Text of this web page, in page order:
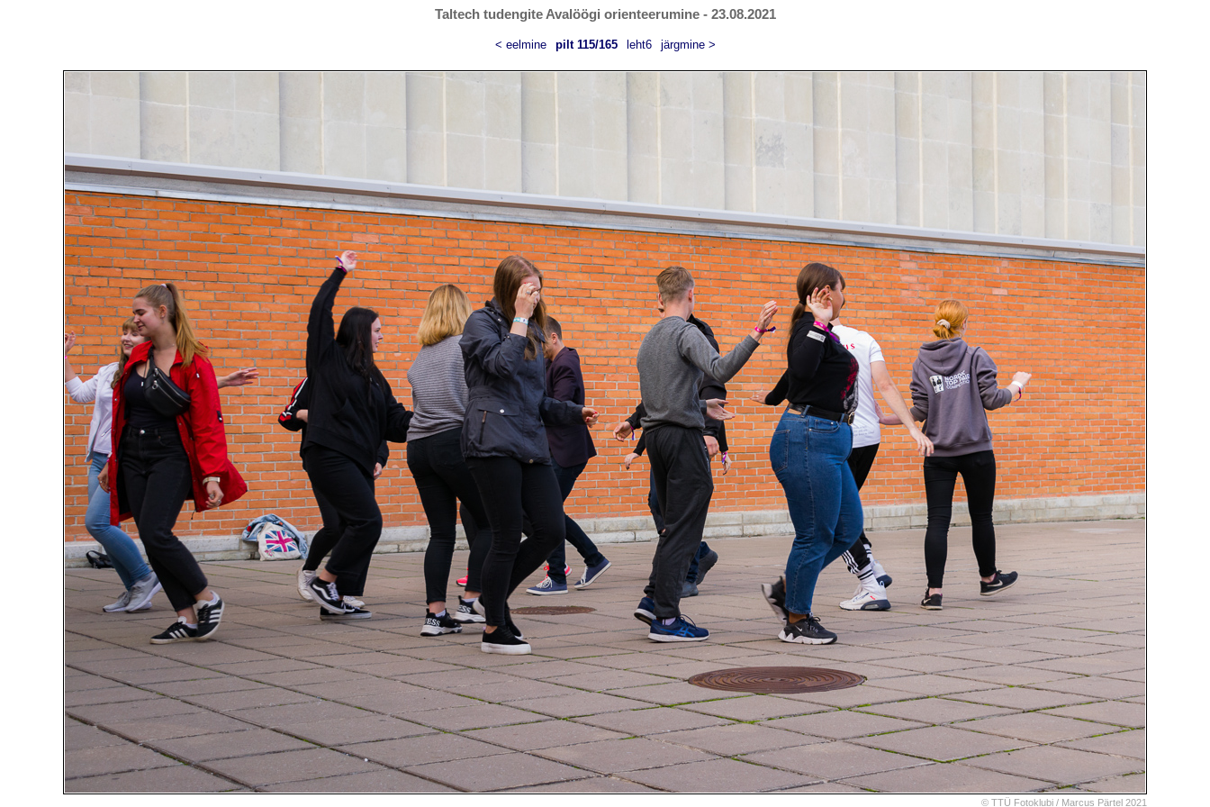
Taltech tudengite Avalöögi orienteerumine - 23.08.2021
< eelmine pilt 115/165 leht6 järgmine >
© TTÜ Fotoklubi / Marcus Pärtel 2021